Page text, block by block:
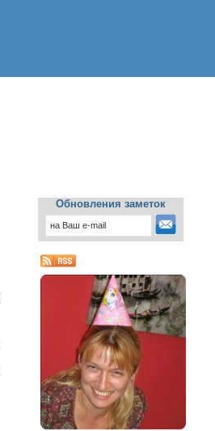
Обновления заметок